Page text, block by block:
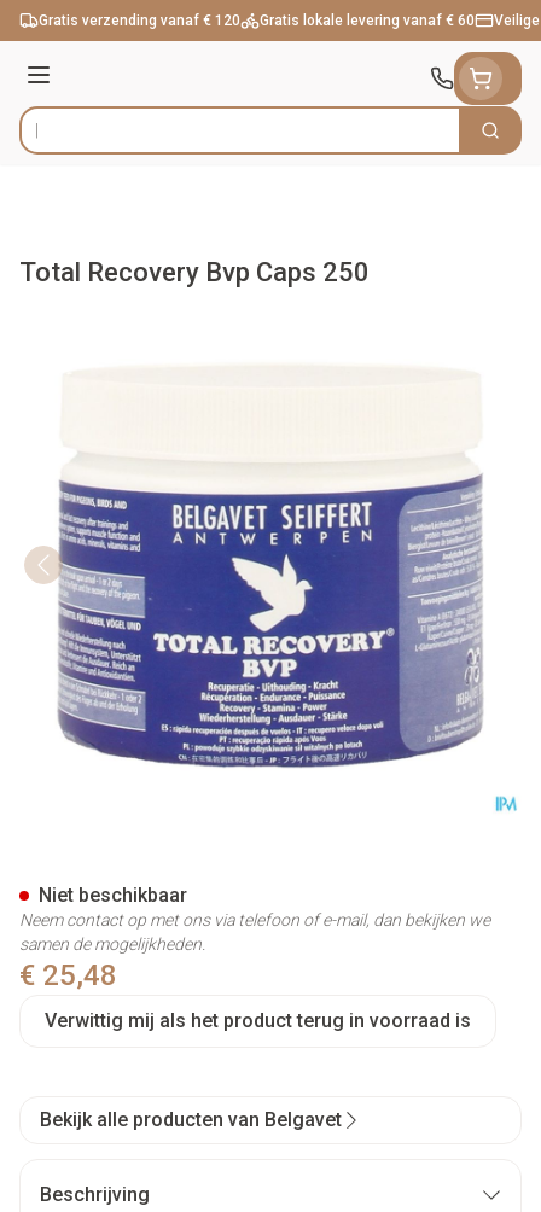
Ga naar de inhoud
Gratis verzending vanaf € 120 Gratis lokale levering vanaf € 60
Menu
Product, merk, categorie... Zoek
Total Recovery Bvp Caps 250
€ 25,48
Verwittig mij als het product terug in voorraad is
Niet beschikbaar
Neem contact op met ons via telefoon of e-mail, dan bekijken we
samen de mogelijkheden.
Bekijk alle producten van Belgavet
Beschrijving